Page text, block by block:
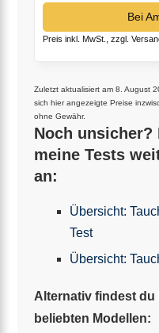
Bei
Preis inkl. MwSt., zzgl.
Zuletzt aktualisiert am 8. August
sich hier angezeigte Preise
ohne Gewähr.
Noch unsicher?
meine Tests
an:
Übersicht:
Test
Übersicht:
Alternativ findest du
beliebten Modellen: